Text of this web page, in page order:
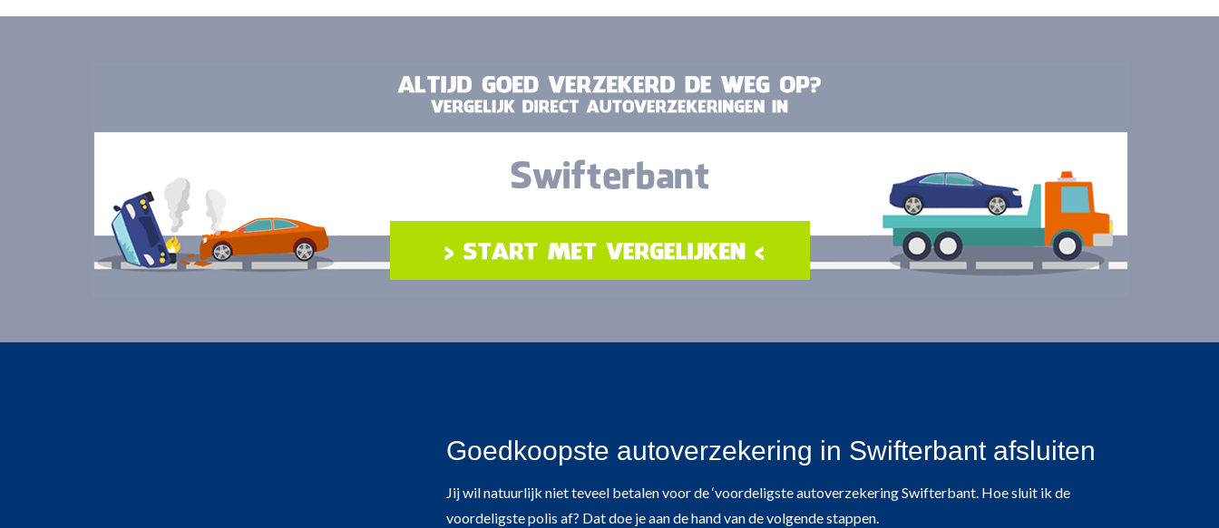
Goedkoopste autoverzekering in Swifterbant afsluiten
Jij wil natuurlijk niet teveel betalen voor de ‘voordeligste autoverzekering Swifterbant. Hoe sluit ik de
voordeligste polis af? Dat doe je aan de hand van de volgende stappen.